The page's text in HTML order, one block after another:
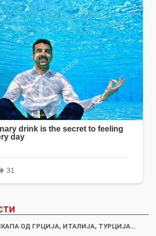
ОД ГРЦИЈА, ИТАЛИЈА, ТУРЦИЈА…